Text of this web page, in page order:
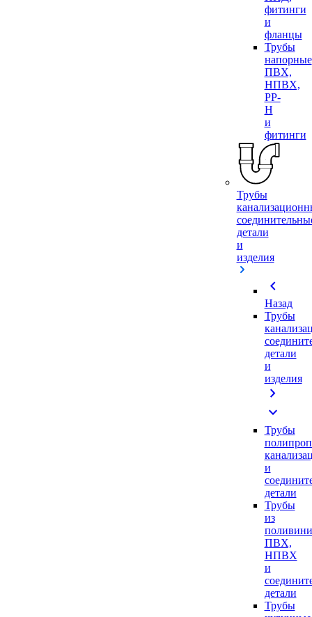
фитинги
и
фланцы
Трубы
напорные
ПВХ,
НПВХ,
PP-
H
и
фитинги
Трубы
детали
и
изделия
chevron_left
Назад
Трубы
детали
и
изделия
chevron_right
expand_more
Трубы
и
детали
Трубы
из
ПВХ,
НПВХ
и
детали
Трубы